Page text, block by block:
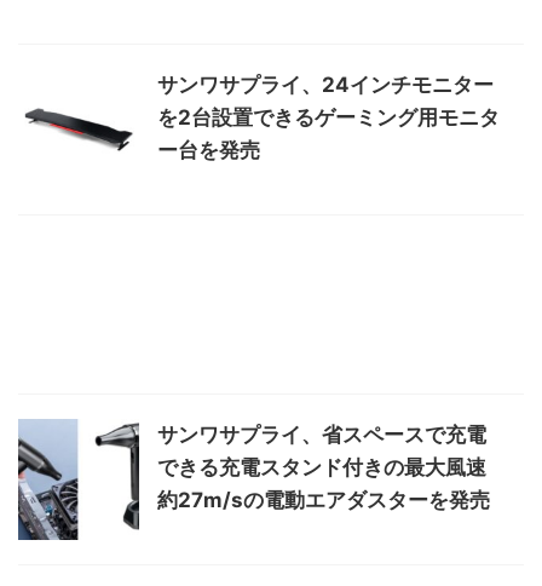
サンワサプライ、24インチモニター
を2台設置できるゲーミング用モニタ
ー台を発売
サンワサプライ、省スペースで充電
できる充電スタンド付きの最大風速
約27m/sの電動エアダスターを発売